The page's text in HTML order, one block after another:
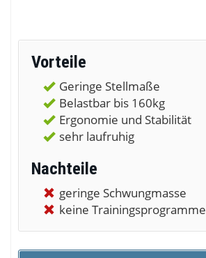
Vorteile
Geringe Stellmaße
Belastbar bis 160kg
Ergonomie und Stabilität
sehr laufruhig
Nachteile
geringe Schwungmasse
keine Trainingsprogramme